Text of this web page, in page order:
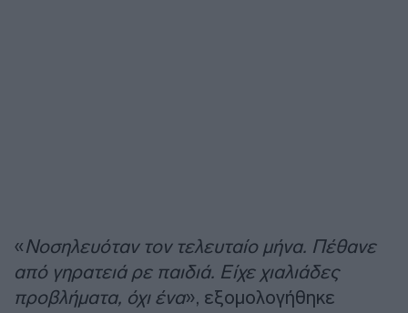
«Νοσηλευόταν τον τελευταίο μήνα. Πέθανε
από γηρατειά ρε παιδιά. Είχε χιαλιάδες
προβλήματα, όχι ένα», εξομολογήθηκε